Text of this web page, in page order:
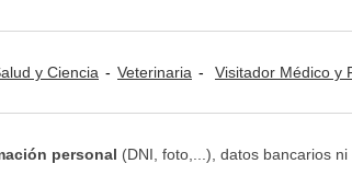
y Ciencia Veterinaria Visitador Médico y
personal (DNI, foto,...), datos bancarios